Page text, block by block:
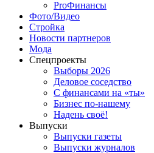
ProФинансы
Фото/Видео
Стройка
Новости партнеров
Мода
Спецпроекты
Выборы 2026
Деловое соседство
С финансами на «ты»
Бизнес по-нашему
Надень своё!
Выпуски
Выпуски газеты
Выпуски журналов